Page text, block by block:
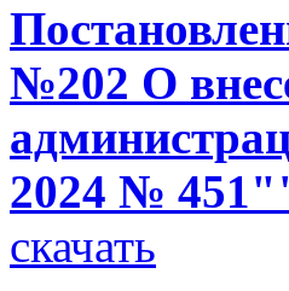
№202 О
2024 №
скачать